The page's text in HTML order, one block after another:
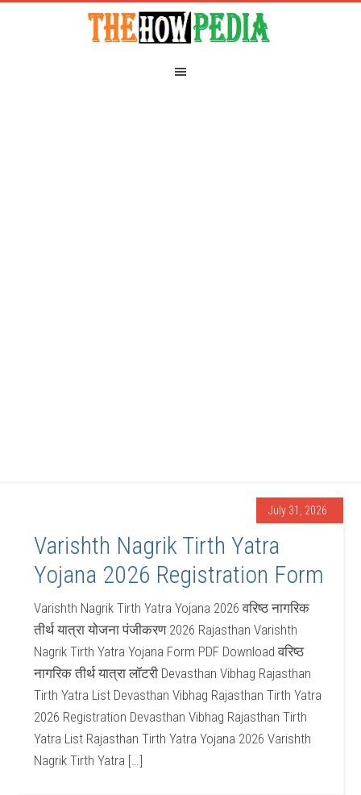
July 31, 2026
Varishth Nagrik Tirth Yatra
Yojana 2026 Registration Form
Varishth Nagrik Tirth Yatra Yojana 2026 वरिष्ठ नागरिक
तीर्थ यात्रा योजना पंजीकरण 2026 Rajasthan Varishth
Nagrik Tirth Yatra Yojana Form PDF Download वरिष्ठ
नागरिक तीर्थ यात्रा लॉटरी Devasthan Vibhag Rajasthan
Tirth Yatra List Devasthan Vibhag Rajasthan Tirth Yatra
2026 Registration Devasthan Vibhag Rajasthan Tirth
Yatra List Rajasthan Tirth Yatra Yojana 2026 Varishth
Nagrik Tirth Yatra […]